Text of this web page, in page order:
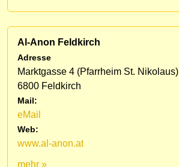
Al-Anon Feldkirch
Adresse
Marktgasse 4 (Pfarrheim St. Nikolaus)
6800 Feldkirch
Mail:
eMail
Web:
www.al-anon.at
mehr »